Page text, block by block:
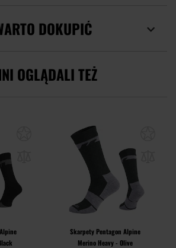
DOKUPIĆ
OGLĄDALI TEŻ
Skarpety Pentagon Alpine
Merino Heavy - Olive